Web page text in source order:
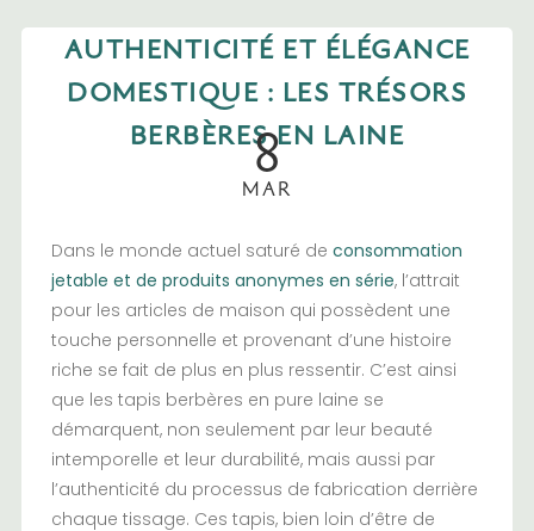
AUTHENTICITÉ ET ÉLÉGANCE
DOMESTIQUE : LES TRÉSORS
BERBÈRES EN LAINE
8
MAR
Dans le monde actuel saturé de consommation
jetable et de produits anonymes en série, l’attrait
pour les articles de maison qui possèdent une
touche personnelle et provenant d’une histoire
riche se fait de plus en plus ressentir. C’est ainsi
que les tapis berbères en pure laine se
démarquent, non seulement par leur beauté
intemporelle et leur durabilité, mais aussi par
l’authenticité du processus de fabrication derrière
chaque tissage. Ces tapis, bien loin d’être de